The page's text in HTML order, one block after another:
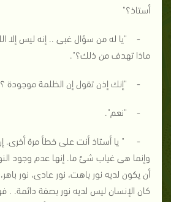
أستاذ؟"
- "يا له من سؤال غبى .. إنه ليس إلا
ماذا تهدف من ذلك؟".
- "إنك إذن تقول إن الظلمة موجودة
- "نعم".
- " يا أستاذ أنت على خطأ مرة أخرى.
وإنما هى غياب شئ ما. إنها عدم وجود
أن يكون لديه نور باهت، نور عادى، نور
كان الإنسان ليس لديه نور بصفة دائمة.